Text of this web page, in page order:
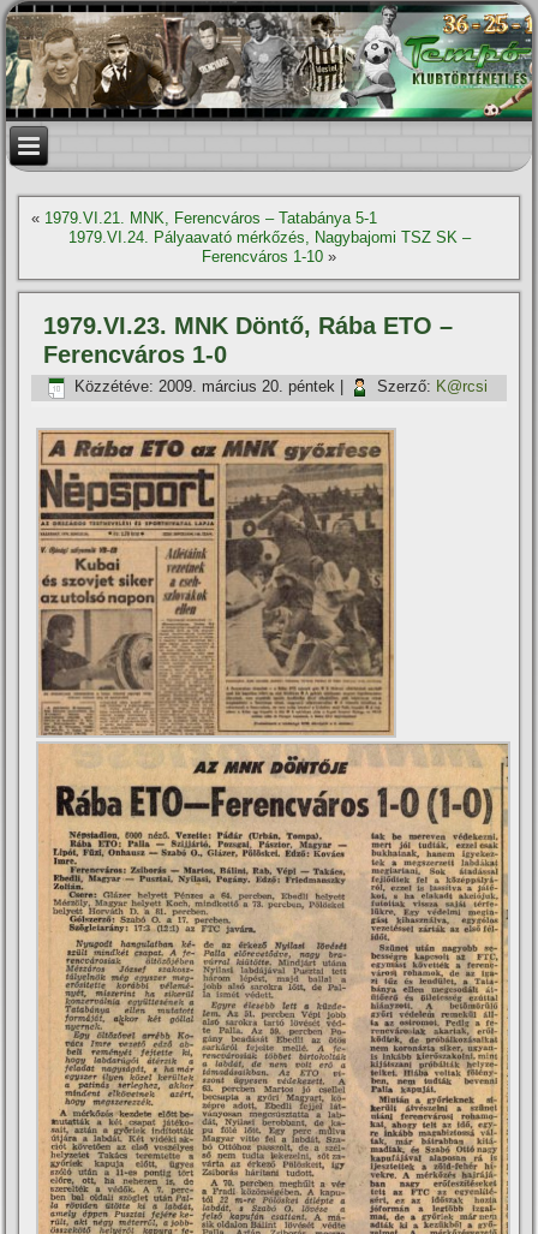
« 1979.VI.21. MNK, Ferencváros – Tatabánya 5-1
1979.VI.24. Pályaavató mérkőzés, Nagybajomi TSZ SK –
Ferencváros 1-10 »
1979.VI.23. MNK Döntő, Rába ETO –
Ferencváros 1-0
Közzétéve: 2009. március 20. péntek Szerző: K@rcsi